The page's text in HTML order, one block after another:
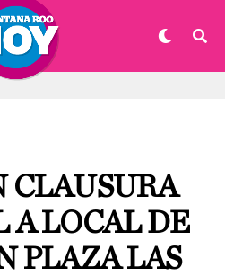
CLAUSURA
A LOCAL DE
PLAZA LAS